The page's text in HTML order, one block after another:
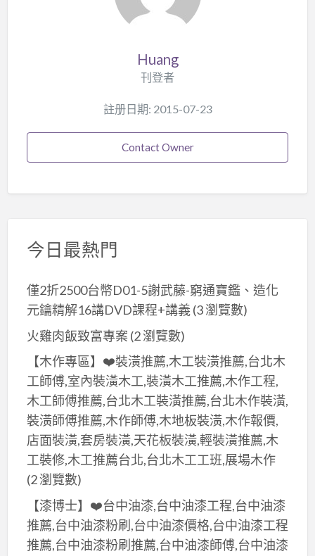
Huang
刊登者
註册日期: 2015-07-23
Contact Owner
今日最熱門
僅2折2500台幣D01-5謝武藤-窮通寶鑑、造化
元鑰精解16講DVD課程+講義 (3 瀏覽數)
火雞肉飯致富專案 (2 瀏覽數)
【木作專區】❤️裝潢推薦,木工裝潢推薦,台北木
工師傅,室內裝潢木工,裝潢木工推薦,木作工程,
木工師傅推薦,台北木工裝潢推薦,台北木作裝潢,
裝潢師傅推薦,木作師傅,木地板裝潢,木作報價,
店面裝潢,套房裝潢,天花板裝潢,輕裝潢推薦,木
工裝修,木工推薦台北,台北木工工班,展場木作
(2 瀏覽數)
【漆博士】❤️台中油漆,台中油漆工程,台中油漆
推薦,台中油漆粉刷,台中油漆價格,台中油漆工程
推薦,台中油漆粉刷推薦,台中油漆師傅,台中油漆